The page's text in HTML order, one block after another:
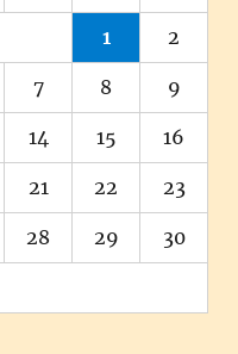
1 2
7 8 9
14 15 16
21 22 23
28 29 30